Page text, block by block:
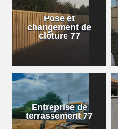
Pose et
changement de
clôture 77
Entreprise de
terrassement 77